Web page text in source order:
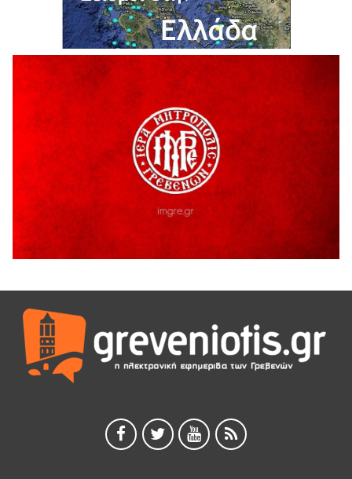
Ολοκληρώνεται η ασφαλτόστρωση της οδού Περιβόλι –
6 Αυγούστου 2026
H παραδοχή λαθών είναι (και) δύναμη
5 Αυγούστου 2026
Ο ΑΝΔΡΕΑΣ ΑΣΛΑΝΙΔΗΣ ΣΥΝΕΧΙΖΕΙ ΣΤΟΝ ΠΡΩΤΕΑ
ΓΡΕΒΕΝΩΝ
5 Αυγούστου 2026
Ευχαριστήριο Εκπολιτιστικού Συλλόγου Ταξιάρχη προς κ.
Παρασχάκη Αθανάσιο
5 Αυγούστου 2026
Διακοπή υδροδότησης του Α΄ κλάδου ύδρευσης
5 Αυγούστου 2026
Θερινό Σινεμά στο πλαίσιο του «Πολιτιστικού
Καλοκαιριού 2026» με την βραβευμένη ταινία «Μικρές
Ανάσες».
5 Αυγούστου 2026
5 Αυγούστου 2026